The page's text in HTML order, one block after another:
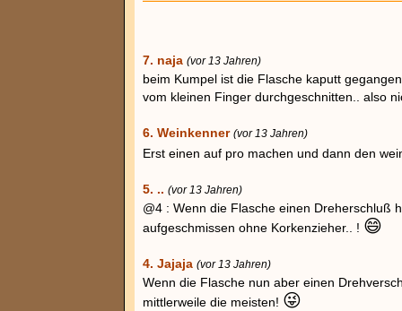
7. naja (vor 13 Jahren)
beim Kumpel ist die Flasche kaputt
vom kleinen Finger durchgeschnitten.. also
6. Weinkenner (vor 13 Jahren)
Erst einen auf pro machen und dann den
5. .. (vor 13 Jahren)
@4 : Wenn die Flasche einen Dreherschluß
aufgeschmissen ohne Korkenzieher.. ! 😄
4. Jajaja (vor 13 Jahren)
Wenn die Flasche nun aber einen
mittlerweile die meisten! 😜